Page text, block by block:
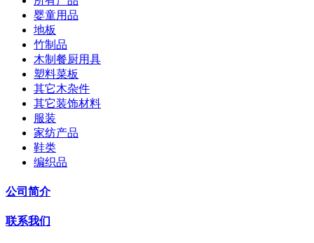
婴童用品
地板
竹制品
木制餐厨用具
塑料菜板
其它木杂件
其它装饰材料
服装
家纺产品
鞋类
编织品
公司简介
联系我们